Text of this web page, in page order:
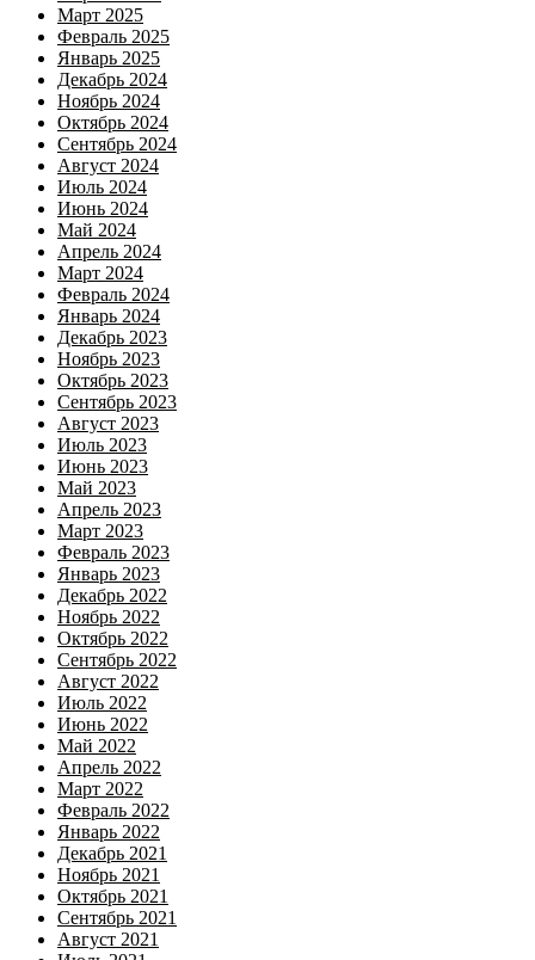
Март 2025
Февраль 2025
Январь 2025
Декабрь 2024
Ноябрь 2024
Октябрь 2024
Сентябрь 2024
Август 2024
Июль 2024
Июнь 2024
Май 2024
Апрель 2024
Март 2024
Февраль 2024
Январь 2024
Декабрь 2023
Ноябрь 2023
Октябрь 2023
Сентябрь 2023
Август 2023
Июль 2023
Июнь 2023
Май 2023
Апрель 2023
Март 2023
Февраль 2023
Январь 2023
Декабрь 2022
Ноябрь 2022
Октябрь 2022
Сентябрь 2022
Август 2022
Июль 2022
Июнь 2022
Май 2022
Апрель 2022
Март 2022
Февраль 2022
Январь 2022
Декабрь 2021
Ноябрь 2021
Октябрь 2021
Сентябрь 2021
Август 2021